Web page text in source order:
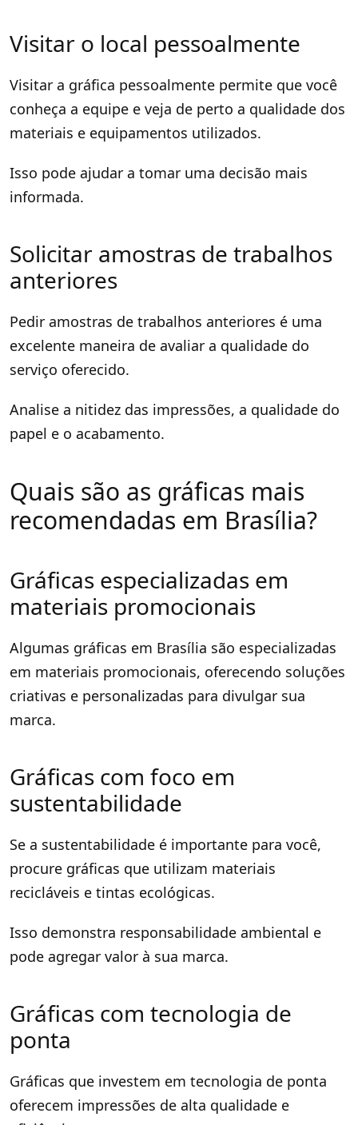
Visitar o local pessoalmente
Visitar a gráfica pessoalmente permite que você
conheça a equipe e veja de perto a qualidade dos
materiais e equipamentos utilizados.
Isso pode ajudar a tomar uma decisão mais
informada.
Solicitar amostras de trabalhos
anteriores
Pedir amostras de trabalhos anteriores é uma
excelente maneira de avaliar a qualidade do
serviço oferecido.
Analise a nitidez das impressões, a qualidade do
papel e o acabamento.
Quais são as gráficas mais
recomendadas em Brasília?
Gráficas especializadas em
materiais promocionais
Algumas gráficas em Brasília são especializadas
em materiais promocionais, oferecendo soluções
criativas e personalizadas para divulgar sua
marca.
Gráficas com foco em
sustentabilidade
Se a sustentabilidade é importante para você,
procure gráficas que utilizam materiais
recicláveis e tintas ecológicas.
Isso demonstra responsabilidade ambiental e
pode agregar valor à sua marca.
Gráficas com tecnologia de
ponta
Gráficas que investem em tecnologia de ponta
oferecem impressões de alta qualidade e